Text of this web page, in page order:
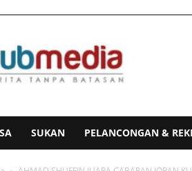
SUKAN PELANCONGAN &